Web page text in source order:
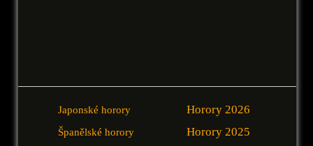
Japonské horory
Španělské horory
Horory 2026
Horory 2025